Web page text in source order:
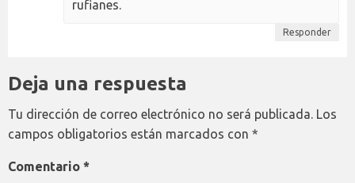
rufianes.
Responder
Deja una respuesta
Tu dirección de correo electrónico no será publicada. Los
campos obligatorios están marcados con *
Comentario *